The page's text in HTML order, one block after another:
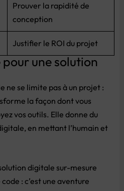
Prouver la rapidité de
conception
Justifier le ROI du projet
une solution
se limite pas à un projet :
la façon dont vous
vos outils. Elle donne du
en mettant l’humain et
digitale sur-mesure
: c’est une aventure